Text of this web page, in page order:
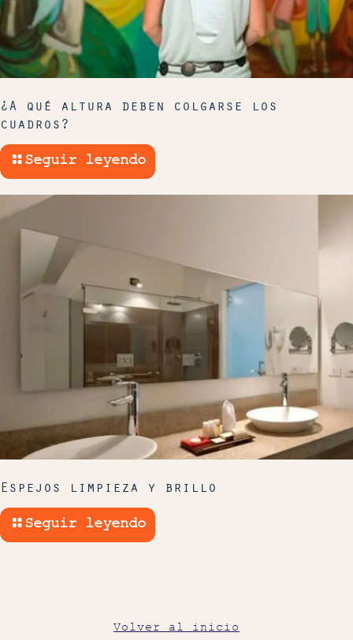
¿A qué altura deben colgarse los
cuadros?
Seguir leyendo
Espejos limpieza y brillo
Seguir leyendo
Volver al inicio